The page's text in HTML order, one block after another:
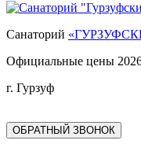
Санаторий
Официальные цены
г. Гурзуф
ОБРАТНЫЙ ЗВОНОК